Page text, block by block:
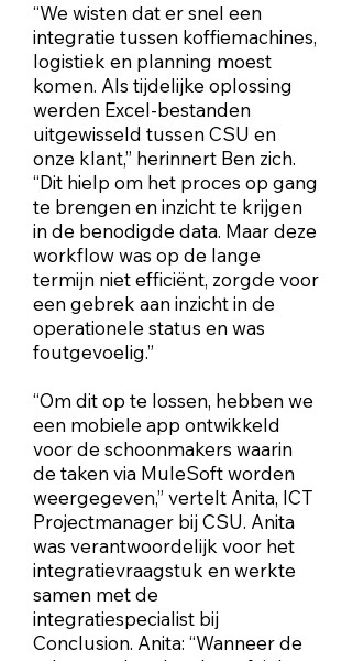
“We wisten dat er snel een
integratie tussen koffiemachines,
logistiek en planning moest
komen. Als tijdelijke oplossing
werden Excel-bestanden
uitgewisseld tussen CSU en
onze klant,” herinnert Ben zich.
“Dit hielp om het proces op gang
te brengen en inzicht te krijgen
in de benodigde data. Maar deze
workflow was op de lange
termijn niet efficiënt, zorgde voor
een gebrek aan inzicht in de
operationele status en was
foutgevoelig.”
“Om dit op te lossen, hebben we
een mobiele app ontwikkeld
voor de schoonmakers waarin
de taken via MuleSoft worden
weergegeven,” vertelt Anita, ICT
Projectmanager bij CSU. Anita
was verantwoordelijk voor het
integratievraagstuk en werkte
samen met de
integratiespecialist bij
Conclusion. Anita: “Wanneer de